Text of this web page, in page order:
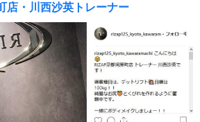
店・川西沙英トレーナー